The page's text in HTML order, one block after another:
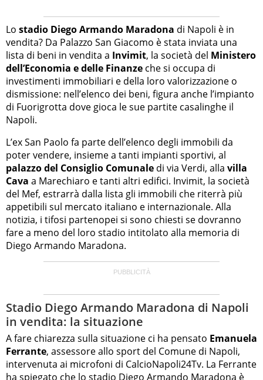
Lo stadio Diego Armando Maradona di Napoli è in
vendita? Da Palazzo San Giacomo è stata inviata una
lista di beni in vendita a Invimit, la società del Ministero
dell’Economia e delle Finanze che si occupa di
investimenti immobiliari e della loro valorizzazione o
dismissione: nell’elenco dei beni, figura anche l’impianto
di Fuorigrotta dove gioca le sue partite casalinghe il
Napoli.
L’ex San Paolo fa parte dell’elenco degli immobili da
poter vendere, insieme a tanti impianti sportivi, al
palazzo del Consiglio Comunale di via Verdi, alla villa
Cava a Marechiaro e tanti altri edifici. Invimit, la società
del Mef, estrarrà dalla lista gli immobili che riterrà più
appetibili sul mercato italiano e internazionale. Alla
notizia, i tifosi partenopei si sono chiesti se dovranno
fare a meno del loro stadio intitolato alla memoria di
Diego Armando Maradona.
Stadio Diego Armando Maradona di Napoli
in vendita: la situazione
A fare chiarezza sulla situazione ci ha pensato Emanuela
Ferrante, assessore allo sport del Comune di Napoli,
intervenuta ai microfoni di CalcioNapoli24Tv. La Ferrante
ha spiegato che lo stadio Diego Armando Maradona è